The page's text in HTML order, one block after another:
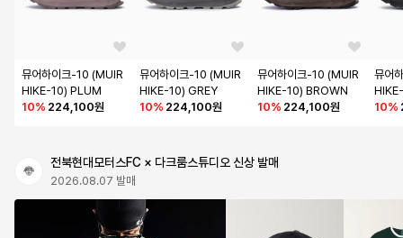
뮤어하이크-10 (MUIR
HIKE-10) PLUM
10% 224,100원
뮤어하이크-10 (MUIR
HIKE-10) GREY
10% 224,100원
뮤어하이크-10 (MUIR
HIKE-10) BROWN
10% 224,100원
뮤어
10%
전북현대모터스FC × 다크룸스튜디오 신상 발매
2026.08.07 발매